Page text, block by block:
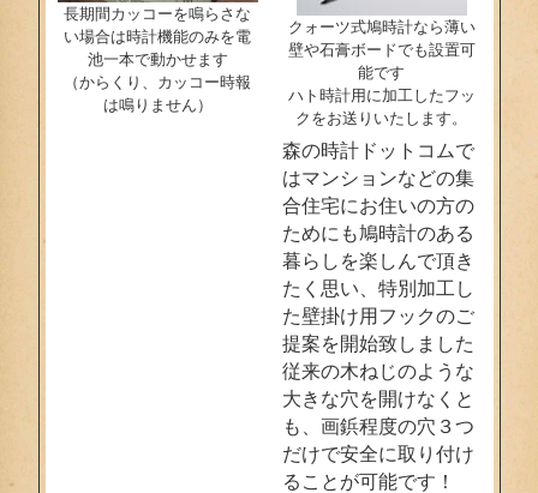
長期間カッコーを鳴らさな
い場合は時計機能のみを電
池一本で動かせます
（からくり、カッコー時報
は鳴りません）
クォーツ式鳩時計なら薄い
壁や石膏ボードでも設置可
能です
ハト時計用に加工したフッ
クをお送りいたします。
森の時計ドットコムで
はマンションなどの集
合住宅にお住いの方の
ためにも鳩時計のある
暮らしを楽しんで頂き
たく思い、特別加工し
た壁掛け用フックのご
提案を開始致しました
従来の木ねじのような
大きな穴を開けなくと
も、画鋲程度の穴３つ
だけで安全に取り付け
ることが可能です！